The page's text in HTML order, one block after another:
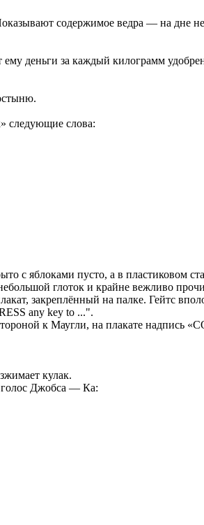
содержимое ведра — на дне
ему деньги за каждый килограмм
следующие слова:
с яблоками пусто, а в пластиковом
глоток и крайне вежливо
закреплённый на палке. Гейтс
any key to ...".
к Маугли, на плакате надпись
кулак.
голос Джобса — Ка: